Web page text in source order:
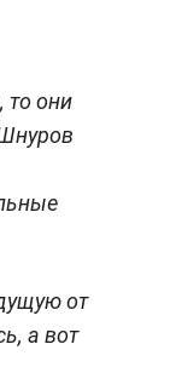
то они
от
а вот